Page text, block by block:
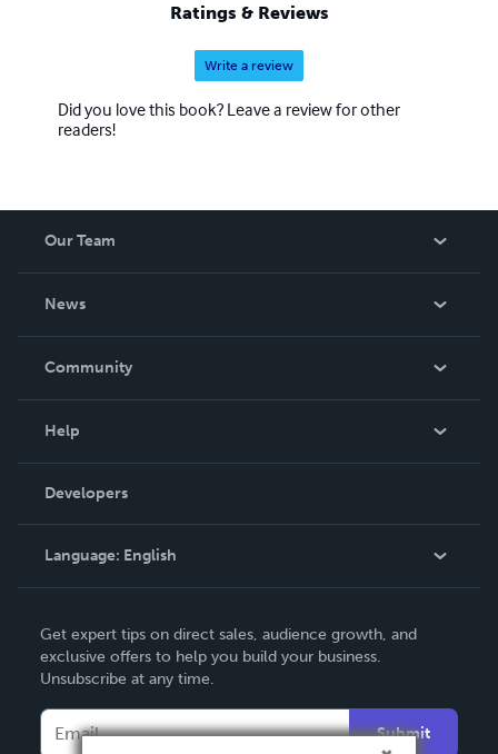
Ratings & Reviews
Write a review
Did you love this book? Leave a review for other
readers!
Our Team
News
In The News
Community
Podcast
Help
Order Lookup
Knowledge Base
Contact Support
Developers
Language: English
Deutsch
Français
Italiano
Get expert tips on direct sales, audience growth, and
exclusive offers to help you build your business.
Unsubscribe at any time.
Submit